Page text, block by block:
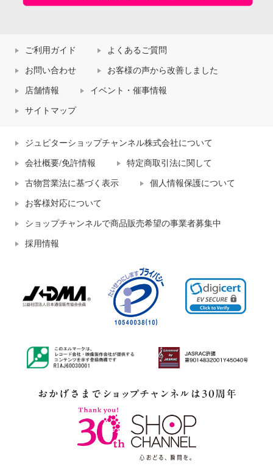
ご利用ガイド よくあるご質問
お問い合わせ お客様の声から改善しました
店舗情報 イベント・催事情報
サイトマップ
ジュピターショップチャンネル株式会社について
会社概要/免許情報 特定商取引法に関して
古物営業法に基づく表示 個人情報保護について
お客様対応について
ショップチャンネルで商品販売希望の事業者募集中
採用情報